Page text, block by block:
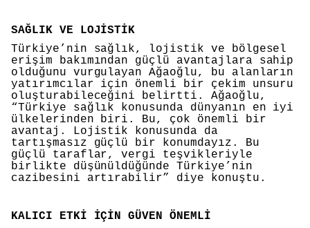
SAĞLIK VE LOJİSTİK
Türkiye’nin sağlık, lojistik ve bölgesel
erişim bakımından güçlü avantajlara sahip
olduğunu vurgulayan Ağaoğlu, bu alanların
yatırımcılar için önemli bir çekim unsuru
oluşturabileceğini belirtti. Ağaoğlu,
“Türkiye sağlık konusunda dünyanın en iyi
ülkelerinden biri. Bu, çok önemli bir
avantaj. Lojistik konusunda da
tartışmasız güçlü bir konumdayız. Bu
güçlü taraflar, vergi teşvikleriyle
birlikte düşünüldüğünde Türkiye’nin
cazibesini artırabilir” diye konuştu.
KALICI ETKİ İÇİN GÜVEN ÖNEMLİ